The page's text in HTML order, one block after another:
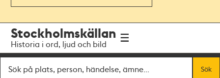
navigationen
huvudinnehållet
Stockholmskällan
Historia i ord, ljud och bild
Sök